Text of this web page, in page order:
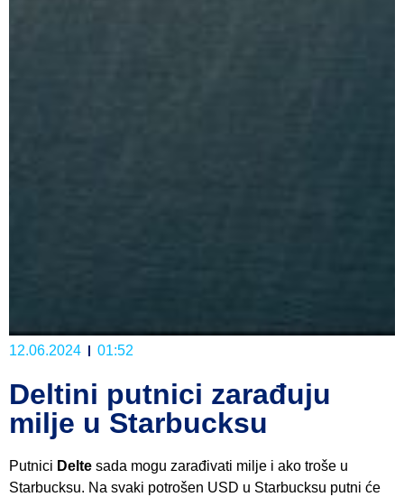
12.06.2024 01:52
Deltini putnici zarađuju
milje u Starbucksu
Putnici Delte sada mogu zarađivati milje i ako troše u
Starbucksu. Na svaki potrošen USD u Starbucksu putni će